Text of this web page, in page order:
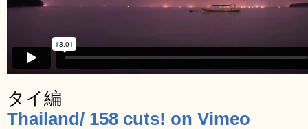
タイ編
Thailand/ 158 cuts! on Vimeo